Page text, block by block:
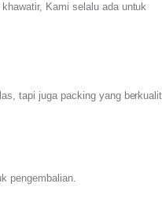
Kami selalu ada untuk
tapi juga packing yang
pengembalian.